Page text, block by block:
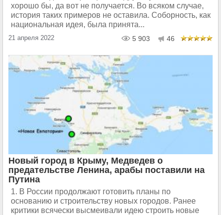
хорошо бы, да вот не получается. Во всяком случае,
история таких примеров не оставила. Соборность, как
национальная идея, была принята...
21 апреля 2022 5 903 46
Новый город в Крыму, Медведев о
предательстве Ленина, арабы поставили на
Путина
1. В России продолжают готовить планы по
основанию и строительству новых городов. Ранее
критики всячески высмеивали идею строить новые